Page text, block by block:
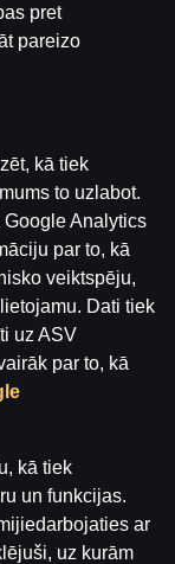
Kauss futbolā 2026
ceturtdaļfināla
Valters
pret
pareizo
kā tiek
to uzlabot.
Analytics
par to, kā
veiktspēju,
Dati tiek
uz ASV
par to, kā
kā tiek
un funkcijas.
ar
uz kurām